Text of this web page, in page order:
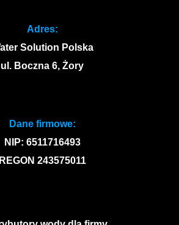
Adres:
Solution Polska
ul. Boczna 6, Żory
Dane firmowe:
NIP: 6511716493
REGON 243575011